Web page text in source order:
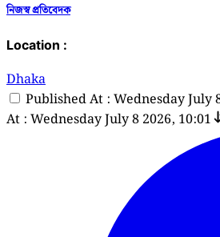
নিজস্ব প্রতিবেদক
Location :
Dhaka
Published At : Wednesday July
At : Wednesday July 8 2026, 10:01